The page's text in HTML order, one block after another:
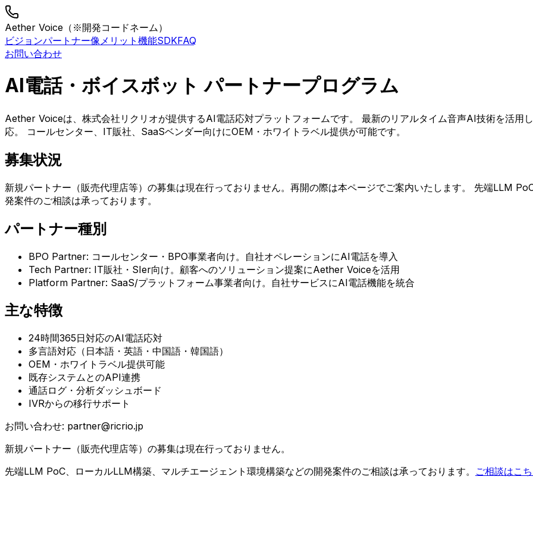
Aether Voice （※開発コードネーム）
ビジョンパートナー像メリット 機能SDKFAQ
お問い合わせ
AI電話・ボイスボット パートナープログラム
Aether Voiceは、株式会社リクリオが提供するAI電話応対プラットフォームです。 最新のリアルタイム音声AI技術を活用
応。 コールセンター、IT販社、SaaSベンダー向けにOEM・ホワイトラベル提供が可能です。
募集状況
新規パートナー（販売代理店等）の募集は現在行っておりません。再開の際は本ページでご案内いたします。 先端LLM
発案件のご相談は承っております。
パートナー種別
BPO Partner: コールセンター・BPO事業者向け。自社オペレーションにAI電話を導入
Tech Partner: IT販社・SIer向け。顧客へのソリューション提案にAether Voiceを活用
Platform Partner: SaaS/プラットフォーム事業者向け。自社サービスにAI電話機能を統合
主な特徴
24時間365日対応のAI電話応対
多言語対応（日本語・英語・中国語・韓国語）
OEM・ホワイトラベル提供可能
既存システムとのAPI連携
通話ログ・分析ダッシュボード
IVRからの移行サポート
お問い合わせ: partner@ricrio.jp
新規パートナー（販売代理店等）の募集は現在行っておりません。
先端LLM PoC、ローカルLLM構築、マルチエージェント環境構築などの開発案件のご相談は承っております。 ご相談はこ